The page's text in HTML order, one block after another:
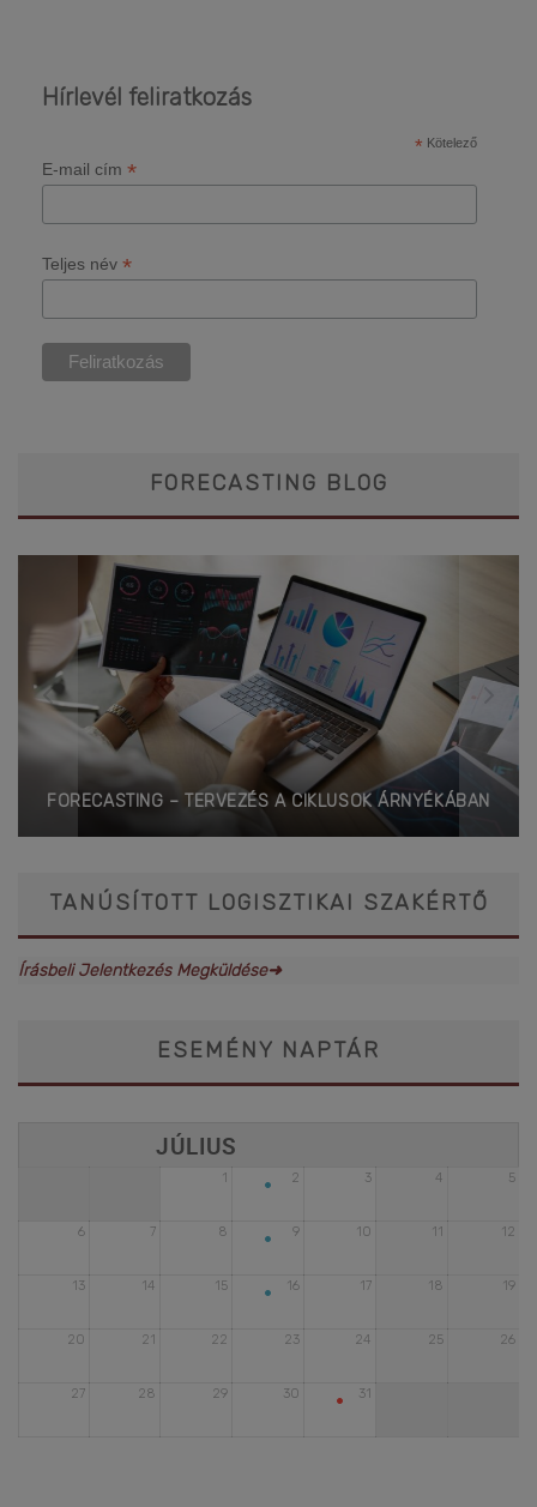
Hírlevél feliratkozás
* Kötelező
E-mail cím *
Teljes név *
FORECASTING BLOG
FORECASTING – TERVEZÉS A CIKLUSOK ÁRNYÉKÁBAN
TANÚSÍTOTT LOGISZTIKAI SZAKÉRTŐ
Írásbeli Jelentkezés Megküldése➜
ESEMÉNY NAPTÁR
1 2
• 3 4 5
6 7 8 9
• 10 11 12
13 14 15 16
• 17 18 19
20 21 22 23 24 25 26
27 28 29 30 31
•